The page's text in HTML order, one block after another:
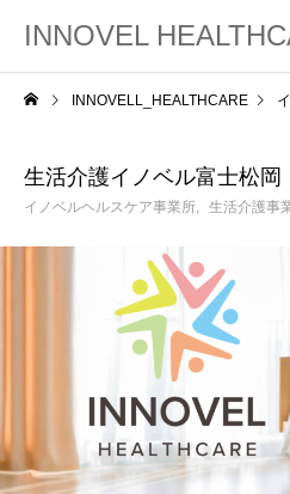
INNOVEL
INNOVELL_HEALTHCARE
生活介護イノベル富士松岡
イノベルヘルスケア事業所 生活介護事